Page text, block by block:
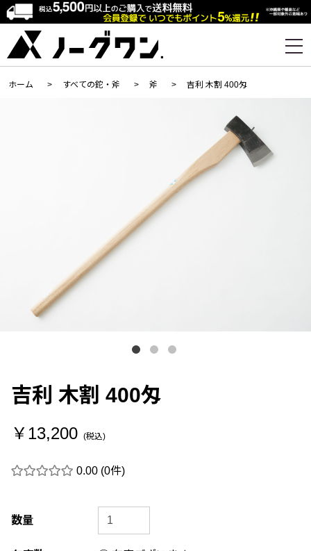
ホーム > すべての鉈・斧 > 斧 > 吉利 木割 400匁
吉利 木割 400匁
￥13,200 (税込)
0.00 (0件)
数量